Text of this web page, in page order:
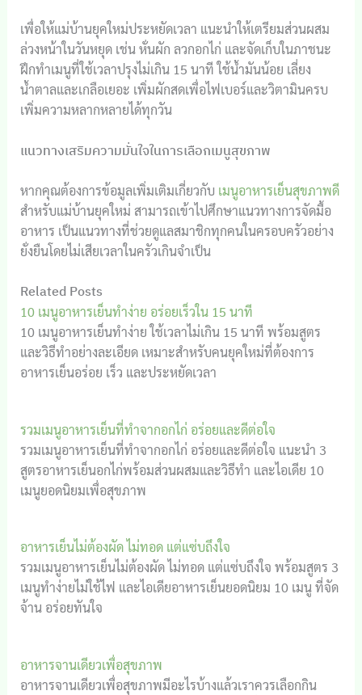
เพื่อให้แม่บ้านยุคใหม่ประหยัดเวลา แนะนำให้เตรียมส่วนผสม
ล่วงหน้าในวันหยุด เช่น หั่นผัก ลวกอกไก่ และจัดเก็บในภาชนะ
ฝึกทำเมนูที่ใช้เวลาปรุงไม่เกิน 15 นาที ใช้น้ำมันน้อย เลี่ยง
น้ำตาลและเกลือเยอะ เพิ่มผักสดเพื่อไฟเบอร์และวิตามินครบ
เพิ่มความหลากหลายได้ทุกวัน
แนวทางเสริมความมั่นใจในการเลือกเมนูสุขภาพ
หากคุณต้องการข้อมูลเพิ่มเติมเกี่ยวกับ เมนูอาหารเย็นสุขภาพดี
สำหรับแม่บ้านยุคใหม่ สามารถเข้าไปศึกษาแนวทางการจัดมื้อ
อาหาร เป็นแนวทางที่ช่วยดูแลสมาชิกทุกคนในครอบครัวอย่าง
ยั่งยืนโดยไม่เสียเวลาในครัวเกินจำเป็น
Related Posts
10 เมนูอาหารเย็นทำง่าย อร่อยเร็วใน 15 นาที
10 เมนูอาหารเย็นทำง่าย ใช้เวลาไม่เกิน 15 นาที พร้อมสูตร
และวิธีทำอย่างละเอียด เหมาะสำหรับคนยุคใหม่ที่ต้องการ
อาหารเย็นอร่อย เร็ว และประหยัดเวลา
รวมเมนูอาหารเย็นที่ทำจากอกไก่ อร่อยและดีต่อใจ
รวมเมนูอาหารเย็นที่ทำจากอกไก่ อร่อยและดีต่อใจ แนะนำ 3
สูตรอาหารเย็นอกไก่พร้อมส่วนผสมและวิธีทำ และไอเดีย 10
เมนูยอดนิยมเพื่อสุขภาพ
อาหารเย็นไม่ต้องผัด ไม่ทอด แต่แซ่บถึงใจ
รวมเมนูอาหารเย็นไม่ต้องผัด ไม่ทอด แต่แซ่บถึงใจ พร้อมสูตร 3
เมนูทำง่ายไม่ใช้ไฟ และไอเดียอาหารเย็นยอดนิยม 10 เมนู ที่จัด
จ้าน อร่อยทันใจ
อาหารจานเดียวเพื่อสุขภาพ
อาหารจานเดียวเพื่อสุขภาพมีอะไรบ้างแล้วเราควรเลือกกิน